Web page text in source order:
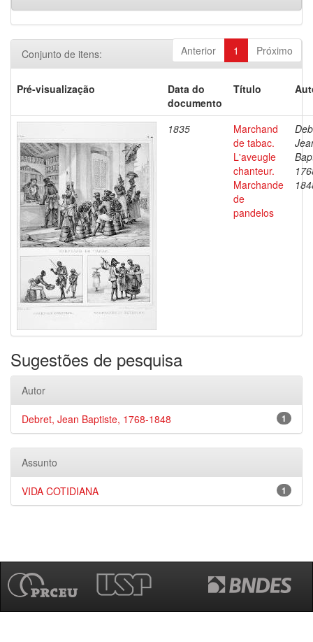
Anterior 1 Próximo
Conjunto de itens:
Pré-visualização
Data do
documento
Título
1835
Marchand
de tabac.
L'aveugle
chanteur.
Marchande
de
pandelos
Sugestões de pesquisa
Autor
1
Debret, Jean Baptiste, 1768-1848
Assunto
1
VIDA COTIDIANA